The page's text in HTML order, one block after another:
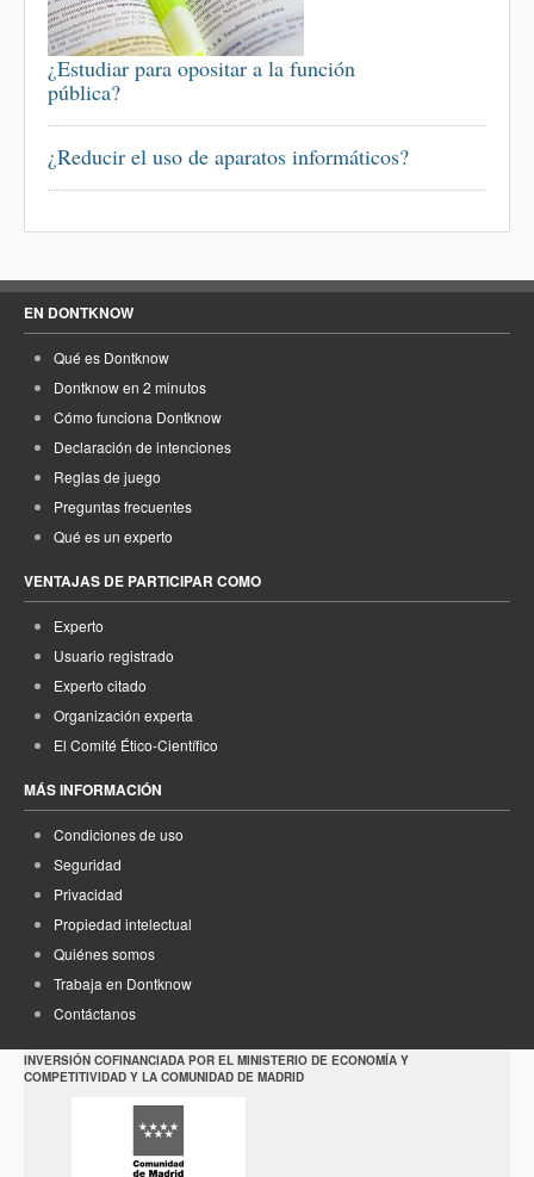
¿Estudiar para opositar a la función
pública?
¿Reducir el uso de aparatos informáticos?
EN DONTKNOW
Qué es Dontknow
Dontknow en 2 minutos
Cómo funciona Dontknow
Declaración de intenciones
Reglas de juego
Preguntas frecuentes
Qué es un experto
VENTAJAS DE PARTICIPAR COMO
Experto
Usuario registrado
Experto citado
Organización experta
El Comité Ético-Científico
MÁS INFORMACIÓN
Condiciones de uso
Seguridad
Privacidad
Propiedad intelectual
Quiénes somos
Trabaja en Dontknow
Contáctanos
INVERSIÓN COFINANCIADA POR EL MINISTERIO DE ECONOMÍA Y
COMPETITIVIDAD Y LA COMUNIDAD DE MADRID